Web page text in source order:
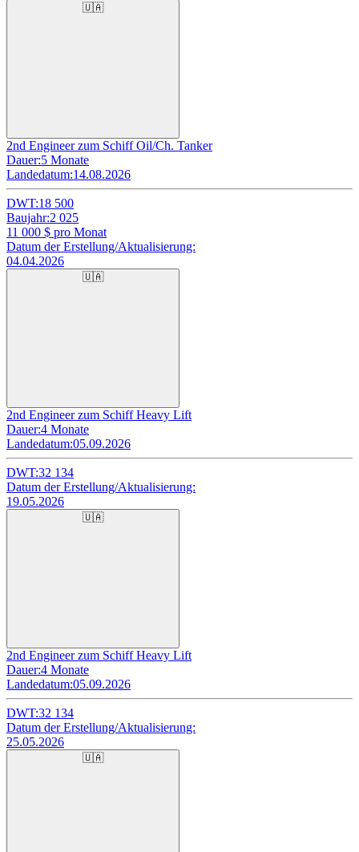
🇺🇦
2nd Engineer zum Schiff Oil/Ch. Tanker
Dauer:5 Monate
Landedatum:14.08.2026
DWT:18 500
Baujahr:2 025
11 000 $ pro Monat
Datum der Erstellung/Aktualisierung:
04.04.2026
🇺🇦
2nd Engineer zum Schiff Heavy Lift
Dauer:4 Monate
Landedatum:05.09.2026
DWT:32 134
Datum der Erstellung/Aktualisierung:
19.05.2026
🇺🇦
2nd Engineer zum Schiff Heavy Lift
Dauer:4 Monate
Landedatum:05.09.2026
DWT:32 134
Datum der Erstellung/Aktualisierung:
25.05.2026
🇺🇦